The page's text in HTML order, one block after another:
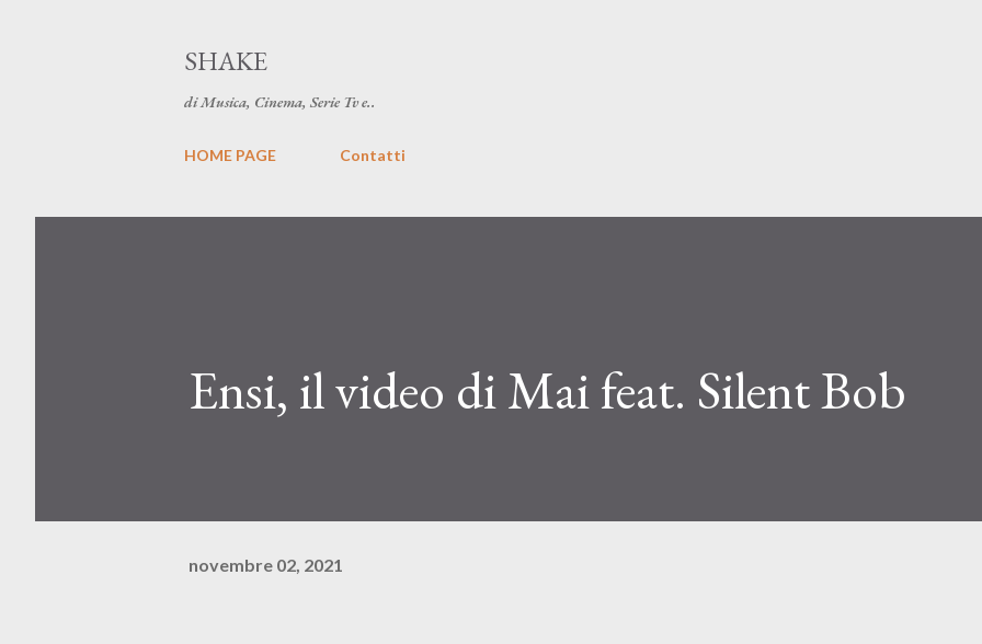
SHAKE
di Musica, Cinema, Serie Tv e..
HOME PAGE Contatti
Ensi, il video di Mai feat. Silent Bob
novembre 02, 2021